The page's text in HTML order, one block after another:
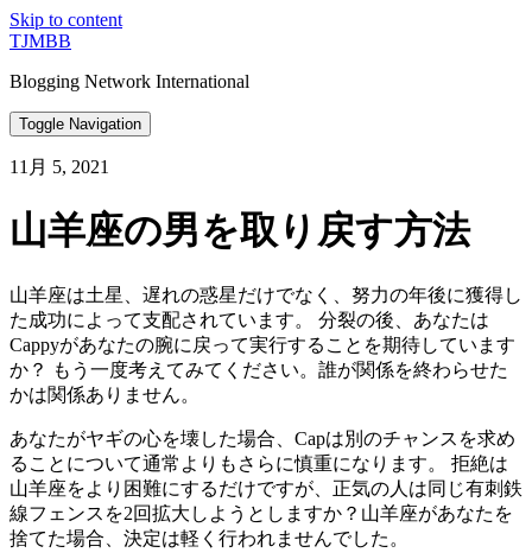
Skip to content
TJMBB
Blogging Network International
Toggle Navigation
11月 5, 2021
山羊座の男を取り戻す方法
山羊座は土星、遅れの惑星だけでなく、努力の年後に獲得し
た成功によって支配されています。 分裂の後、あなたは
Cappyがあなたの腕に戻って実行することを期待しています
か？ もう一度考えてみてください。誰が関係を終わらせた
かは関係ありません。
あなたがヤギの心を壊した場合、Capは別のチャンスを求め
ることについて通常よりもさらに慎重になります。 拒絶は
山羊座をより困難にするだけですが、正気の人は同じ有刺鉄
線フェンスを2回拡大しようとしますか？山羊座があなたを
捨てた場合、決定は軽く行われませんでした。